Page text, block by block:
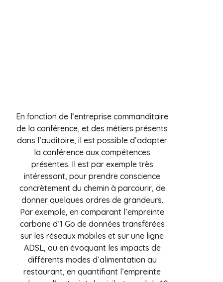
En fonction de l’entreprise commanditaire
de la conférence, et des métiers présents
dans l’auditoire, il est possible d’adapter
la conférence aux compétences
présentes. Il est par exemple très
intéressant, pour prendre conscience
concrètement du chemin à parcourir, de
donner quelques ordres de grandeurs.
Par exemple, en comparant l’empreinte
carbone d’1 Go de données transférées
sur les réseaux mobiles et sur une ligne
ADSL, ou en évoquant les impacts de
différents modes d’alimentation au
restaurant, en quantifiant l’empreinte